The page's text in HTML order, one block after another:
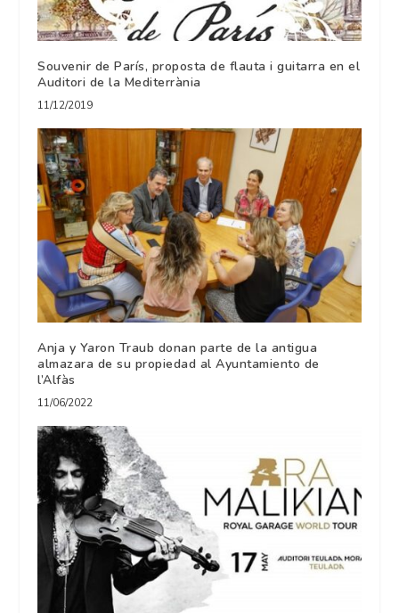
Souvenir de París, proposta de flauta i guitarra en el
Auditori de la Mediterrània
11/12/2019
Anja y Yaron Traub donan parte de la antigua
almazara de su propiedad al Ayuntamiento de
l’Alfàs
11/06/2022